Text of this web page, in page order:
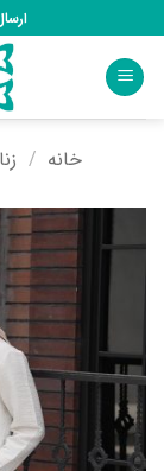
to
content
ارسال
خانه /